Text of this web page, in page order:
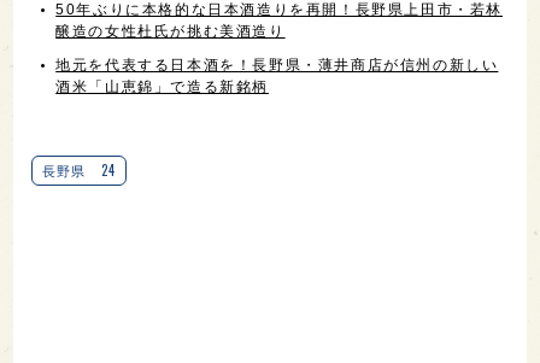
50年ぶりに本格的な日本酒造りを再開！長野県上田市・若林
醸造の女性杜氏が挑む美酒造り
地元を代表する日本酒を！長野県・薄井商店が信州の新しい
酒米「山恵錦」で造る新銘柄
長野県 24